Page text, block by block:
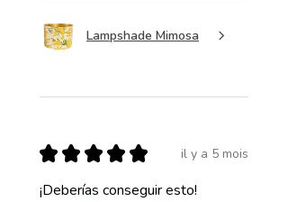
Lampshade Mimosa
★ ★ ★ ★ ★ il y a 5 mois
¡Deberías conseguir esto!